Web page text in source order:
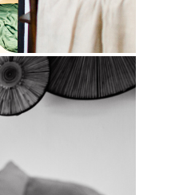
кадры. Последние